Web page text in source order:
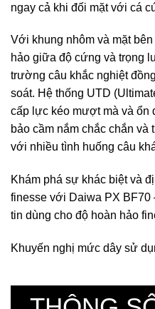
ngay cả khi đối mặt với cá
Với khung nhôm và mặt
hảo giữa độ cứng và trọng
trường câu khắc nghiệt
soát. Hệ thống UTD
cấp lực kéo mượt mà và ổn
bảo cầm nắm chắc chắn và
với nhiều tình huống câu
Khám phá sự khác biệt và
finesse với Daiwa PX BF70
tin dùng cho độ hoàn hảo
Khuyến nghị mức dây sử